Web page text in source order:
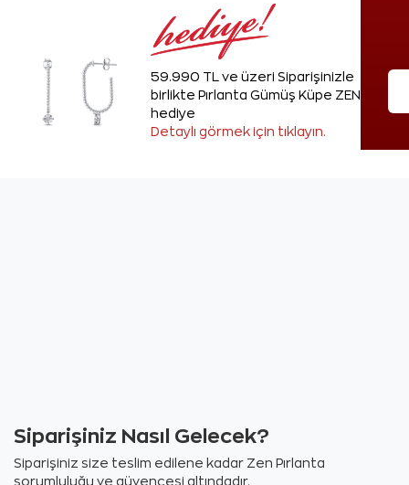
59.990 TL ve üzeri Siparişinizle
birlikte Pırlanta Gümüş Küpe ZEN'den
hediye
Detaylı görmek için tıklayın.
Siparişiniz Nasıl Gelecek?
Siparişiniz size teslim edilene kadar Zen Pırlanta
sorumluluğu ve güvencesi altındadır.